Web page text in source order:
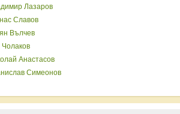
Лазаров
Славов
Вълчев
Анастасов
Симеонов